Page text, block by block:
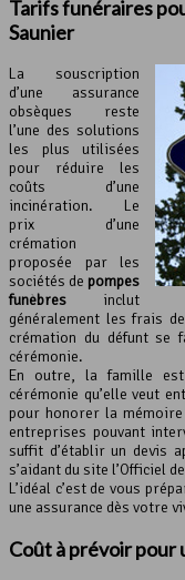
Tarifs funéraires
Saunier
La souscription
d’une assurance
obsèques reste
l’une des solutions
les plus utilisées
pour réduire les
coûts d’une
incinération. Le
prix d’une
crémation
proposée par les
sociétés de pompes
funèbres inclut
généralement les frais
crémation du défunt se
cérémonie.
En outre, la famille
cérémonie qu’elle veut
pour honorer la
entreprises pouvant
suffit d’établir un devis
s’aidant du site l’Officiel
L’idéal c’est de vous
une assurance dès votre
Coût à prévoir pour